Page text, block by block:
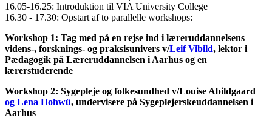
16.05-16.25: Introduktion til VIA University College
16.30 - 17.30: Opstart af to parallelle workshops:
Workshop 1: Tag med på en rejse ind i læreruddannelsens
videns-, forsknings- og praksisunivers v/Leif Vibild, lektor i
Pædagogik på Læreruddannelsen i Aarhus og en
lærerstuderende
Workshop 2: Sygepleje og folkesundhed v/Louise Abildgaard
og Lena Hohwü, undervisere på Sygeplejerskeuddannelsen i
Aarhus